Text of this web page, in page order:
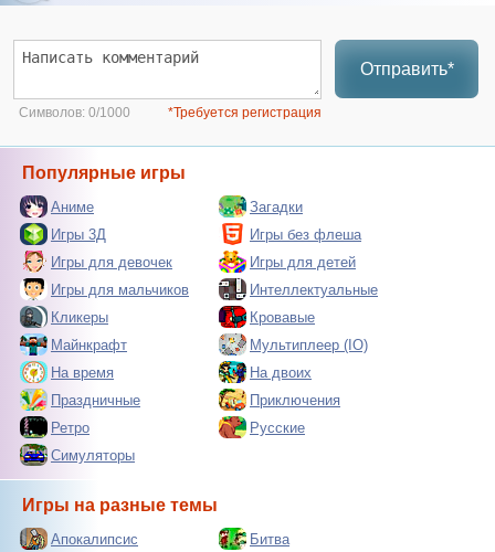
Отправить*
Символов: 0/1000 *Требуется регистрация
Популярные игры
Аниме
Загадки
Игры 3Д
Игры без флеша
Игры для девочек
Игры для детей
Игры для мальчиков
Интеллектуальные
Кликеры
Кровавые
Майнкрафт
Мультиплеер (IO)
На время
На двоих
Праздничные
Приключения
Ретро
Русские
Симуляторы
Игры на разные темы
Апокалипсис
Битва